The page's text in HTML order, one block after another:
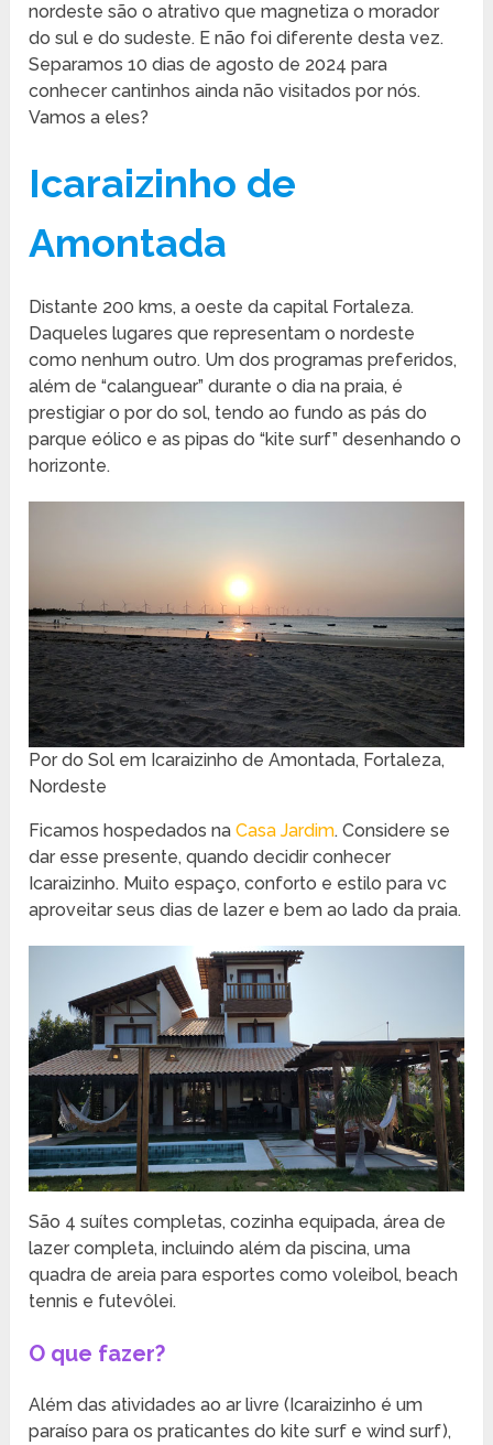
nordeste são o atrativo que magnetiza o morador
do sul e do sudeste. E não foi diferente desta vez.
Separamos 10 dias de agosto de 2024 para
conhecer cantinhos ainda não visitados por nós.
Vamos a eles?
Icaraizinho de
Amontada
Distante 200 kms, a oeste da capital Fortaleza.
Daqueles lugares que representam o nordeste
como nenhum outro. Um dos programas preferidos,
além de “calanguear” durante o dia na praia, é
prestigiar o por do sol, tendo ao fundo as pás do
parque eólico e as pipas do “kite surf” desenhando o
horizonte.
Por do Sol em Icaraizinho de Amontada, Fortaleza,
Nordeste
Ficamos hospedados naCasa Jardim. Considere se
dar esse presente, quando decidir conhecer
Icaraizinho. Muito espaço, conforto e estilo para vc
aproveitar seus dias de lazer e bem ao lado da praia.
São 4 suítes completas, cozinha equipada, área de
lazer completa, incluindo além da piscina, uma
quadra de areia para esportes como voleibol, beach
tennis e futevôlei.
O que fazer?
Além das atividades ao ar livre (Icaraizinho é um
paraíso para os praticantes do kite surf e wind surf),